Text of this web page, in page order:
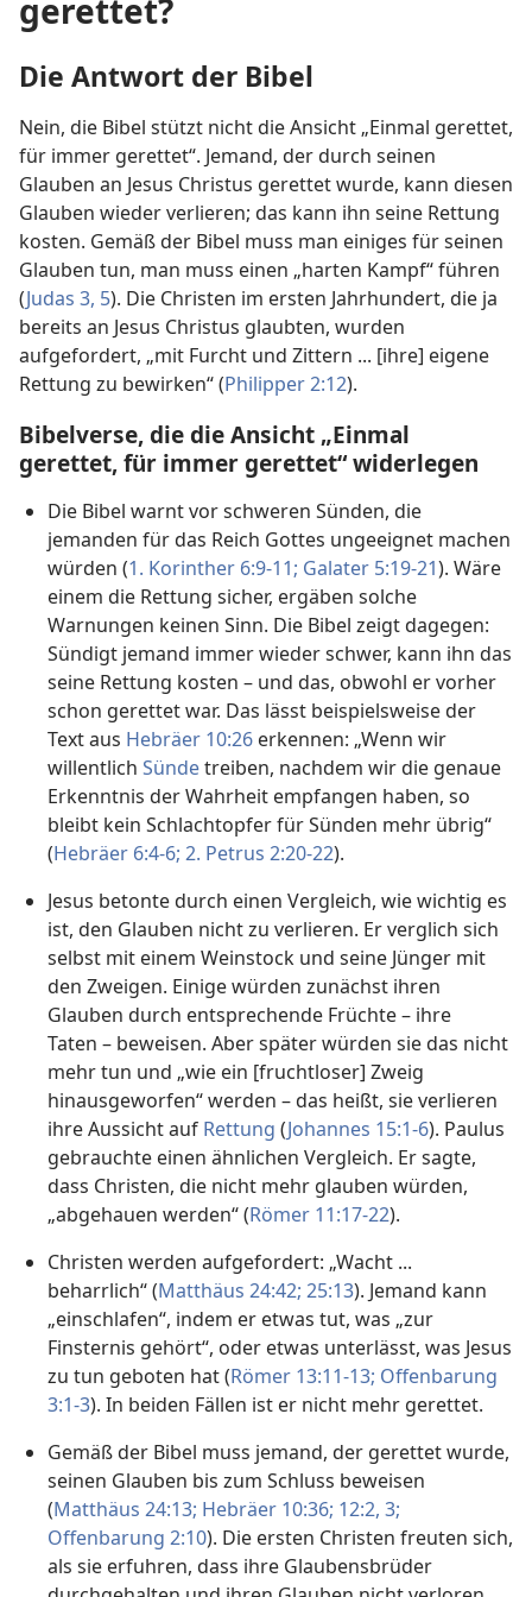
gerettet?
Die Antwort der Bibel
Nein, die Bibel stützt nicht die Ansicht „Einmal gerettet,
für immer gerettet“. Jemand, der durch seinen
Glauben an Jesus Christus gerettet wurde, kann diesen
Glauben wieder verlieren; das kann ihn seine Rettung
kosten. Gemäß der Bibel muss man einiges für seinen
Glauben tun, man muss einen „harten Kampf“ führen
(Judas 3, 5). Die Christen im ersten Jahrhundert, die ja
bereits an Jesus Christus glaubten, wurden
aufgefordert, „mit Furcht und Zittern ... [ihre] eigene
Rettung zu bewirken“ (Philipper 2:12).
Bibelverse, die die Ansicht „Einmal
gerettet, für immer gerettet“ widerlegen
Die Bibel warnt vor schweren Sünden, die
jemanden für das Reich Gottes ungeeignet machen
würden (1. Korinther 6:9-11; Galater 5:19-21). Wäre
einem die Rettung sicher, ergäben solche
Warnungen keinen Sinn. Die Bibel zeigt dagegen:
Sündigt jemand immer wieder schwer, kann ihn das
seine Rettung kosten – und das, obwohl er vorher
schon gerettet war. Das lässt beispielsweise der
Text aus Hebräer 10:26 erkennen: „Wenn wir
willentlich Sündetreiben, nachdem wir die genaue
Erkenntnis der Wahrheit empfangen haben, so
bleibt kein Schlachtopfer für Sünden mehr übrig“
(Hebräer 6:4-6; 2. Petrus 2:20-22).
Jesus betonte durch einen Vergleich, wie wichtig es
ist, den Glauben nicht zu verlieren. Er verglich sich
selbst mit einem Weinstock und seine Jünger mit
den Zweigen. Einige würden zunächst ihren
Glauben durch entsprechende Früchte – ihre
Taten – beweisen. Aber später würden sie das nicht
mehr tun und „wie ein [fruchtloser] Zweig
hinausgeworfen“ werden – das heißt, sie verlieren
ihre Aussicht auf Rettung (Johannes 15:1-6). Paulus
gebrauchte einen ähnlichen Vergleich. Er sagte,
dass Christen, die nicht mehr glauben würden,
„abgehauen werden“ (Römer 11:17-22).
Christen werden aufgefordert: „Wacht ...
beharrlich“ (Matthäus 24:42; 25:13). Jemand kann
„einschlafen“, indem er etwas tut, was „zur
Finsternis gehört“, oder etwas unterlässt, was Jesus
zu tun geboten hat (Römer 13:11-13; Offenbarung
3:1-3). In beiden Fällen ist er nicht mehr gerettet.
Gemäß der Bibel muss jemand, der gerettet wurde,
seinen Glauben bis zum Schluss beweisen
(Matthäus 24:13; Hebräer 10:36; 12:2, 3;
Offenbarung 2:10). Die ersten Christen freuten sich,
als sie erfuhren, dass ihre Glaubensbrüder